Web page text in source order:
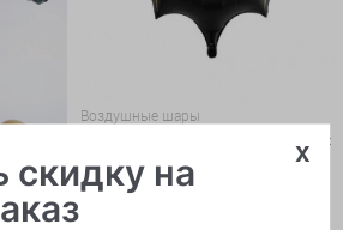
Воздушные шары
Фигура Мышь летучая черная с
золотом
x
скидку на